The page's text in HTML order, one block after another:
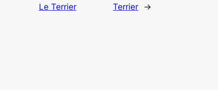
Le Terrier
Terrier
→